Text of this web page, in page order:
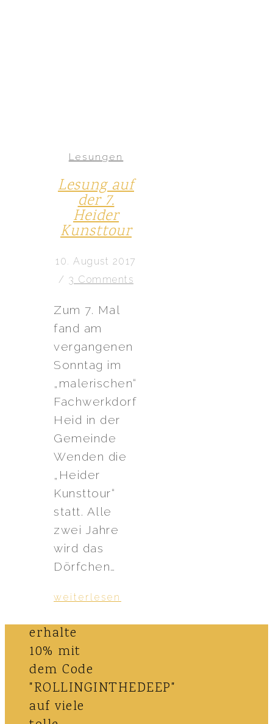
Lesungen
Lesung auf
der 7.
Heider
Kunsttour
10. August 2017
/ 3 Comments
Zum 7. Mal
fand am
vergangenen
Sonntag im
„malerischen“
Fach­w­erk­dorf
Heid in der
Gemeinde
Wen­den die
„Heider
Kunsttour“
statt. Alle
zwei Jahre
wird das
Dörfchen…
weiterlesen
erhalte
10% mit
dem Code
"ROLLINGINTHEDEEP"
auf viele